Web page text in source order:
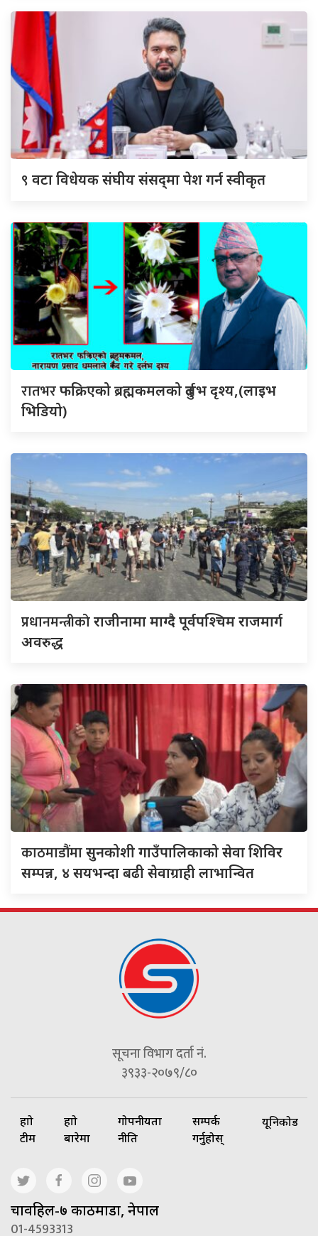
९ वटा विधेयक संघीय संसद्‌मा पेश गर्न स्वीकृत
रातभरफक्रिएको ब्रह्मकमलको दुर्लभ दृश्य,(लाइभ
भिडियो)
प्रधानमन्त्रीकोराजीनामा माग्दै पूर्वपश्चिम राजमार्ग
अवरुद्ध
काठमाडौंमासुनकोशी गाउँपालिकाको सेवा शिविर
सम्पन्न, ४ सयभन्दा बढी सेवाग्राही लाभान्वित
सूचना विभाग दर्ता नं.
३९३३-२०७९/८०
हाम्रो
टीम
हाम्रो
बारेमा
गोपनीयता
नीति
सम्पर्क
गर्नुहोस्
यूनिकोड
चावहिल-७ काठमाडौं, नेपाल
01-4593313